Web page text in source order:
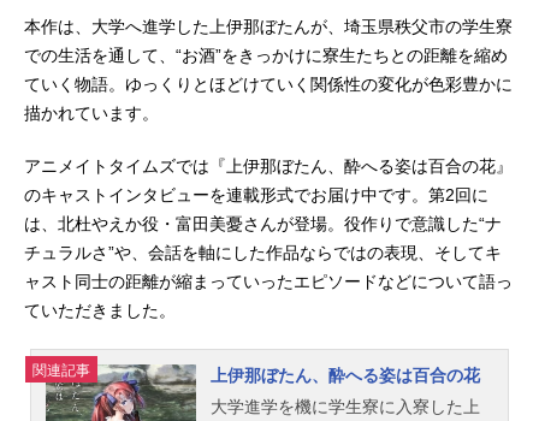
本作は、大学へ進学した上伊那ぼたんが、埼玉県秩父市の学生寮
での生活を通して、“お酒”をきっかけに寮生たちとの距離を縮め
ていく物語。ゆっくりとほどけていく関係性の変化が色彩豊かに
描かれています。
アニメイトタイムズでは『上伊那ぼたん、酔へる姿は百合の花』
のキャストインタビューを連載形式でお届け中です。第2回に
は、北杜やえか役・富田美憂さんが登場。役作りで意識した“ナ
チュラルさ”や、会話を軸にした作品ならではの表現、そしてキ
ャスト同士の距離が縮まっていったエピソードなどについて語っ
ていただきました。
関連記事
上伊那ぼたん、酔へる姿は百合の花
大学進学を機に学生寮に入寮した上